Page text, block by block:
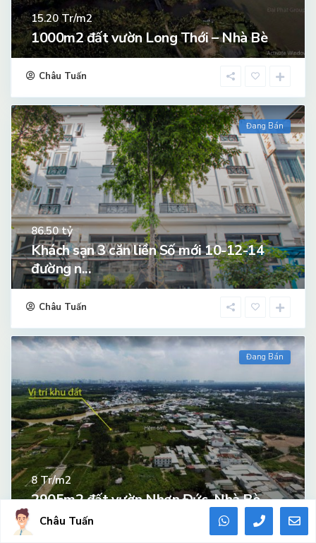
15.20Tr/m2
1000m2 đất vườn Long Thới – Nhà Bè
Châu Tuấn
Đang Bán
86.50tỷ
Khách sạn 3 căn liền Số mới 10-12-14
đường n...
Châu Tuấn
Đang Bán
8 Tr/m2
2905m2 đất vườn Nhơn Đức, Nhà Bè
Châu Tuấn